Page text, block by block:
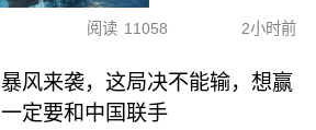
阅读 11058 2小时前
暴风来袭，这局决不能输，想赢
一定要和中国联手